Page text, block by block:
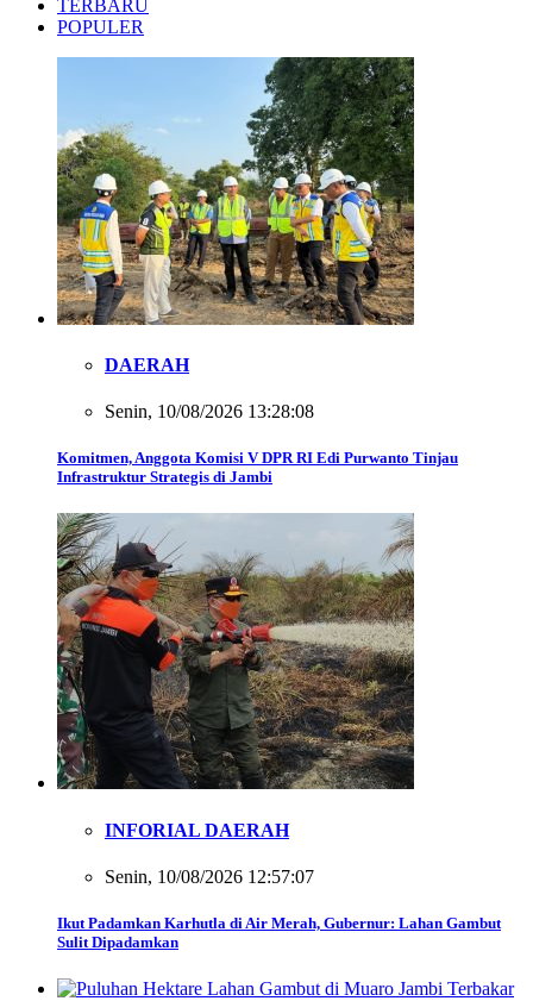
TERBARU
POPULER
DAERAH
Senin, 10/08/2026 13:28:08
Komitmen, Anggota Komisi V DPR RI Edi Purwanto Tinjau
Infrastruktur Strategis di Jambi
INFORIAL DAERAH
Senin, 10/08/2026 12:57:07
Ikut Padamkan Karhutla di Air Merah, Gubernur: Lahan Gambut
Sulit Dipadamkan